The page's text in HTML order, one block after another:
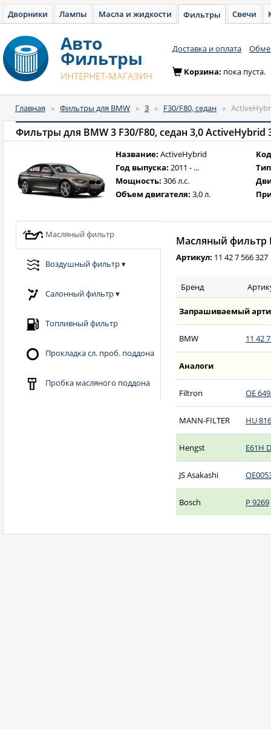
Дворники Лампы Масла и жидкости Фильтры Свечи
Авто
Фильтры
ИНТЕРНЕТ-МАГАЗИН
Доставка и оплата
Корзина: пока пуста.
Главная » Фильтры для BMW » 3 » F30/F80, седан »
Фильтры для BMW 3 F30/F80, седан 3,0 ActiveHybrid
Название: ActiveHybrid
Год выпуска: 2011 - ...
Мощность: 306 л.с.
Объем двигателя: 3,0 л.
Масляный фильтр
Воздушный фильтр▾
Салонный фильтр▾
Топливный фильтр
Прокладка сл. проб. поддона
Пробка масляного поддона
Масляный фильтр
Артикул: 11 42 7 566 327
Бренд
Запрашиваемый
BMW 11 42
Аналоги
Filtron OE
MANN-FILTER HU
Hengst E61H
JS Asakashi
Bosch P 9269